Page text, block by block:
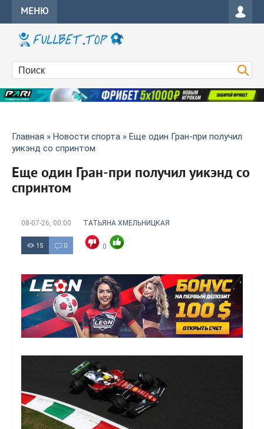
МЕНЮ
Главная » Новости спорта » Еще один Гран-при получил
уикэнд со спринтом
Еще один Гран-при получил уикэнд со
спринтом
08-07-26, 00:00 ТАТЬЯНА ХМЕЛЬНИЦКАЯ
15 0 0